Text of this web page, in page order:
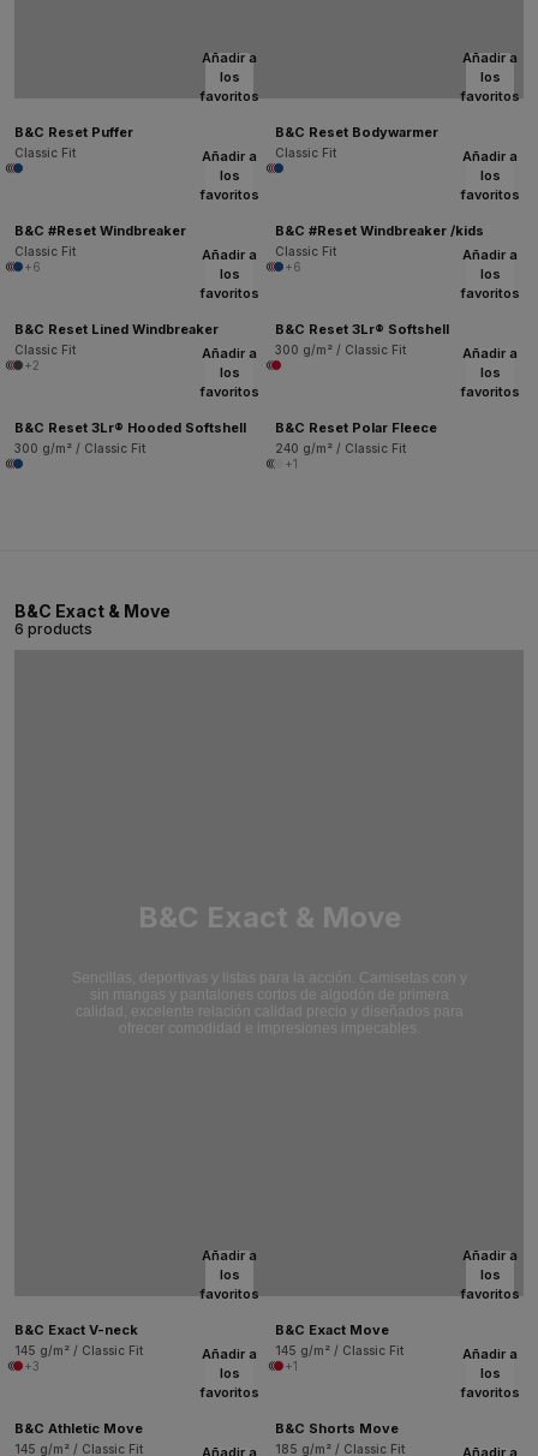
Añadir a
los
favoritos
B&C Reset Puffer
Classic Fit
Añadir a
los
favoritos
B&C Reset Bodywarmer
Classic Fit
Añadir a
los
favoritos
B&C #Reset Windbreaker
Classic Fit
+6
Añadir a
los
favoritos
B&C #Reset Windbreaker /kids
Classic Fit
+6
Añadir a
los
favoritos
B&C Reset Lined Windbreaker
Classic Fit
+2
Añadir a
los
favoritos
B&C Reset 3Lr® Softshell
300 g/m² / Classic Fit
Añadir a
los
favoritos
B&C Reset 3Lr® Hooded Softshell
300 g/m² / Classic Fit
Añadir a
los
favoritos
B&C Reset Polar Fleece
240 g/m² / Classic Fit
+1
B&C Exact & Move
6 products
B&C Exact & Move
Sencillas, deportivas y listas para la acción. Camisetas con y
sin mangas y pantalones cortos de algodón de primera
calidad, excelente relación calidad precio y diseñados para
ofrecer comodidad e impresiones impecables.
Añadir a
los
favoritos
B&C Exact V-neck
145 g/m² / Classic Fit
+3
Añadir a
los
favoritos
B&C Exact Move
145 g/m² / Classic Fit
+1
Añadir a
los
favoritos
B&C Athletic Move
145 g/m² / Classic Fit
Añadir a
los
favoritos
B&C Shorts Move
185 g/m² / Classic Fit
Añadir a
Añadir a